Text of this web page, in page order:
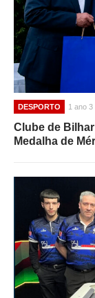
DESPORTO 1 ano
Clube de
Medalha de